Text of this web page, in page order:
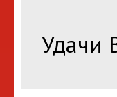
Удачи